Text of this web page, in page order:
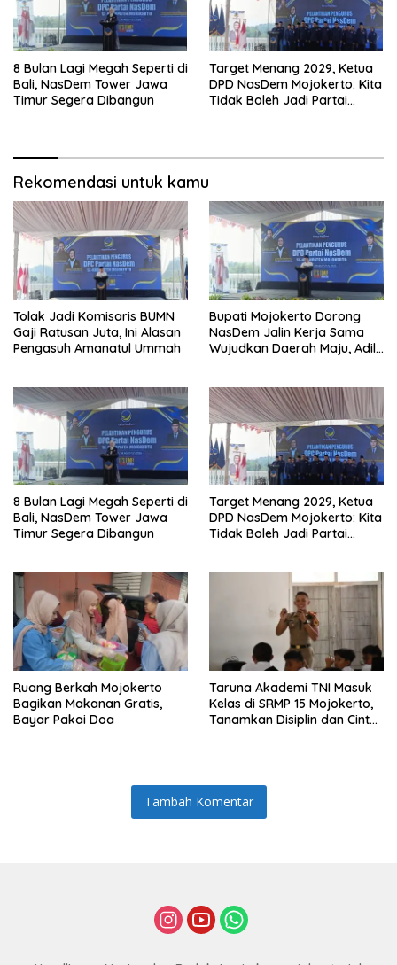
8 Bulan Lagi Megah Seperti di
Bali, NasDem Tower Jawa
Timur Segera Dibangun
Target Menang 2029, Ketua
DPD NasDem Mojokerto: Kita
Tidak Boleh Jadi Partai
Rekomendasi untuk kamu
Tolak Jadi Komisaris BUMN
Gaji Ratusan Juta, Ini Alasan
Pengasuh Amanatul Ummah
Bupati Mojokerto Dorong
NasDem Jalin Kerja Sama
Wujudkan Daerah Maju, Adil,
8 Bulan Lagi Megah Seperti di
Bali, NasDem Tower Jawa
Timur Segera Dibangun
Target Menang 2029, Ketua
DPD NasDem Mojokerto: Kita
Tidak Boleh Jadi Partai
Ruang Berkah Mojokerto
Bagikan Makanan Gratis,
Bayar Pakai Doa
Taruna Akademi TNI Masuk
Kelas di SRMP 15 Mojokerto,
Tanamkan Disiplin dan Cinta
Tambah Komentar